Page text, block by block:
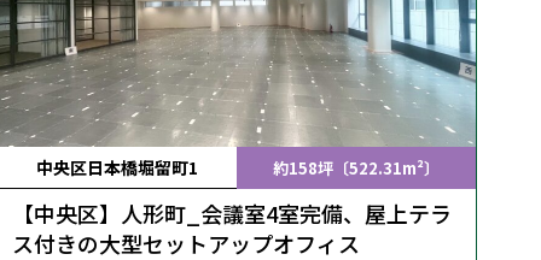
中央区日本橋堀留町1 約158坪〔522.31m²〕
【中央区】人形町_会議室4室完備、屋上テラ
ス付きの大型セットアップオフィス